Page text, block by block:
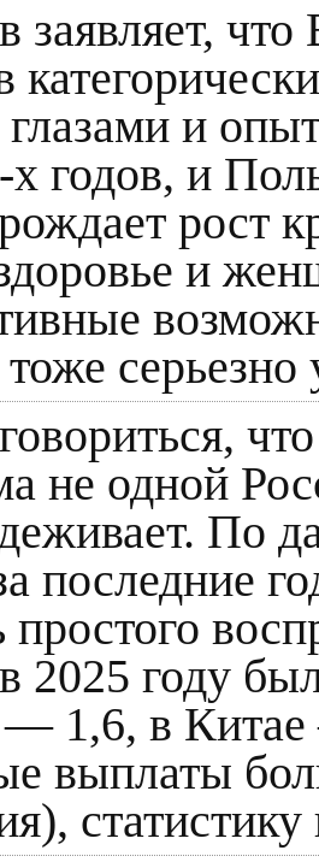
заявляет,
глазами и
годов, и
рост
и
не одной
По
последние
простого
2025 году
1,6, в Китае
выплаты